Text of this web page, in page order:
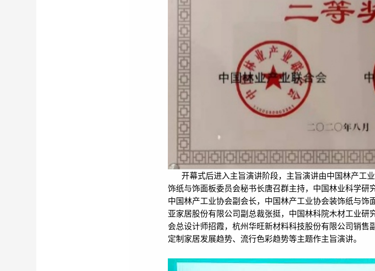
开幕式后进入主旨演讲阶段，主旨演讲由中国林产工
饰纸与饰面板委员会秘书长唐召群主持，中国林业科学研
中国林产工业协会副会长，中国林产工业协会装饰纸与饰
亚家居股份有限公司副总裁张挺，中国林科院木材工业研
会总设计师招霞，杭州华旺新材料科技股份有限公司销售
定制家居发展趋势、流行色彩趋势等主题作主旨演讲。